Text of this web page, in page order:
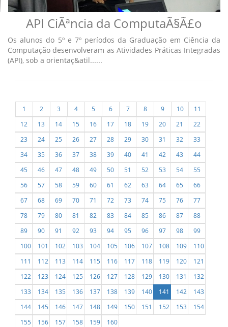
API CiÃªncia da ComputaÃ§Ã£o
Os alunos do 5º e 7º períodos da Graduação em Ciência da
Computação desenvolveram as Atividades Práticas Integradas
(API), sob a orientaç&atil......
1 2 3 4 5 6 7 8 9 10
11
12
13 14 15 16 17 18 19 20 21
22
23
24 25 26 27 28 29 30 31 32
33
34
35 36 37 38 39 40 41 42 43
44
45
46 47 48 49 50 51 52 53 54
55
56
57 58 59 60 61 62 63 64 65
66
67
68 69 70 71 72 73 74 75 76
77
78
79 80 81 82 83 84 85 86 87
88
89
90 91 92 93 94 95 96 97 98
99
100
101 102 103 104 105 106 107 108 109
110
111
112 113 114 115 116 117 118 119 120
121
122
123 124 125 126 127 128 129 130 131
132
133
134 135 136 137 138 139 140 141 142
143
144
145 146 147 148 149 150 151 152 153
154
155
156 157 158 159 160